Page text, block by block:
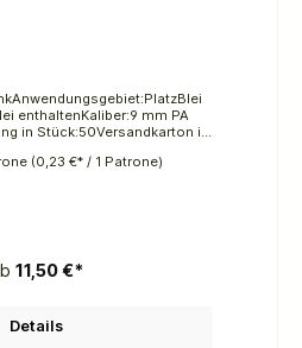
enthaltenKaliber:9 mm PA
in Stück:50Versandkarton in
(0,23 €* / 1 Patrone)
11,50 €*
Details